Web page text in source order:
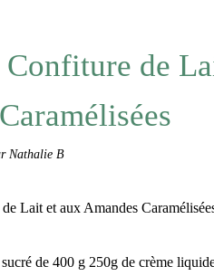
Confiture de
Nathalie B
de 400 g 250g de crème